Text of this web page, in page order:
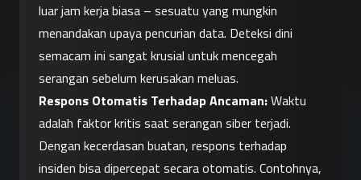
luar jam kerja biasa – sesuatu yang mungkin
menandakan upaya pencurian data. Deteksi dini
semacam ini sangat krusial untuk mencegah
serangan sebelum kerusakan meluas.
Respons Otomatis Terhadap Ancaman: Waktu
adalah faktor kritis saat serangan siber terjadi.
Dengan kecerdasan buatan, respons terhadap
insiden bisa dipercepat secara otomatis. Contohnya,